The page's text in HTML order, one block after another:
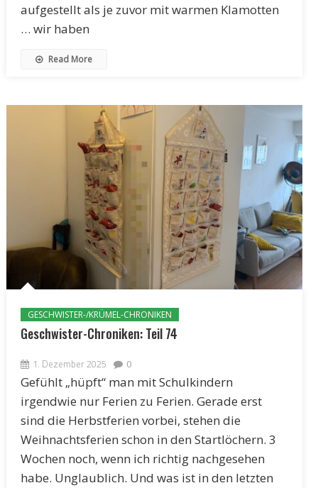
aufgestellt als je zuvor mit warmen Klamotten
… wir haben
Read More
GESCHWISTER-/KRÜMEL-CHRONIKEN
Geschwister-Chroniken: Teil 74
1. Dezember 2025 0
Gefühlt „hüpft“ man mit Schulkindern
irgendwie nur Ferien zu Ferien. Gerade erst
sind die Herbstferien vorbei, stehen die
Weihnachtsferien schon in den Startlöchern. 3
Wochen noch, wenn ich richtig nachgesehen
habe. Unglaublich. Und was ist in den letzten